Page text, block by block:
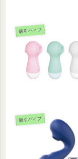
吸引バイブ
吸引バイブ